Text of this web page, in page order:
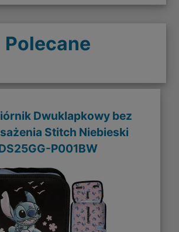
Polecane
Dwuklapkowy bez
Stitch Niebieski
P001BW